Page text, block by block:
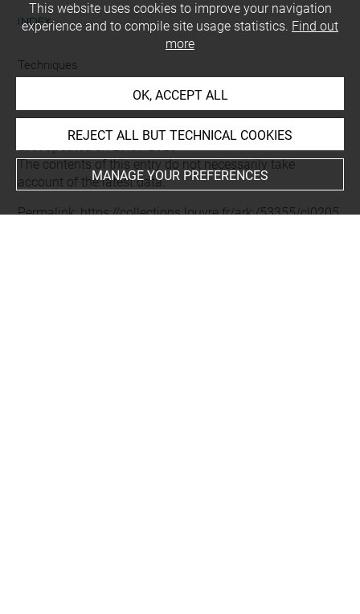
INDEX
Techniques
The contents of this entry do not necessarily take
account of the latest data.
Permalink:https://collections.louvre.fr/ark:/53355/cl0205
This website uses cookies to improve your navigation
experience and to compile site usage statistics. Find out
more
OK, ACCEPT ALL
REJECT ALL BUT TECHNICAL COOKIES
MANAGE YOUR PREFERENCES